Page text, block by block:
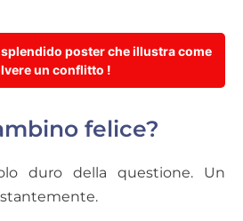
poster che illustra come
un conflitto !
felice?
duro della questione. Un